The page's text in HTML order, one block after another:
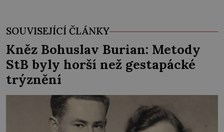
SOUVISEJÍCÍ ČLÁNKY
Kněz Bohuslav Burian: Metody
StB byly horší než gestapácké
trýznění